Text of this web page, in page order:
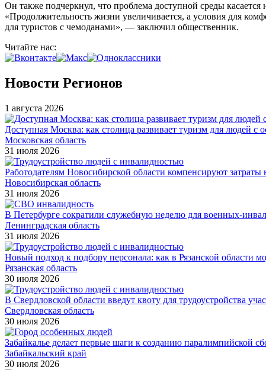
Он также подчеркнул, что проблема доступной среды
«Продолжительность жизни увеличивается, а условия для
для туристов с чемоданами», — заключил общественник.
Читайте нас:
Новости Регионов
1 августа 2026
Доступная Москва: как столица развивает туризм для людей с
Московская область
31 июля 2026
Работодателям Новосибирской области компенсируют
Новосибирская область
31 июля 2026
В Петербурге сократили служебную неделю для военных-
Ленинградская область
31 июля 2026
Новый подход к подбору персонала: как в Рязанской области
Рязанская область
30 июля 2026
В Свердловской области введут квоту для трудоустройства
Свердловская область
30 июля 2026
Забайкалье делает первые шаги к созданию паралимпийской
Забайкальский край
30 июля 2026